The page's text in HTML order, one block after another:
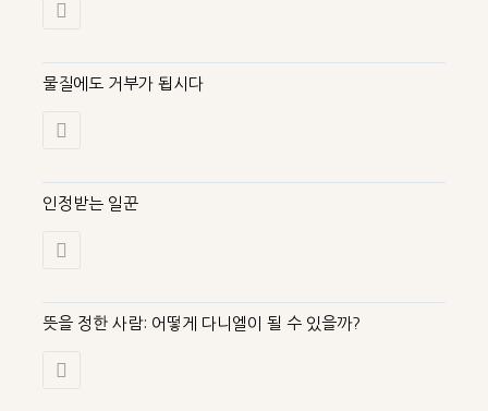
물질에도 거부가 됩시다
인정받는 일꾼
뜻을 정한 사람: 어떻게 다니엘이 될 수 있을까?